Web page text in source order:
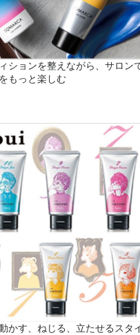
ションを整えながら、サロン
もっと楽しむ
かす、ねじる、立たせるスタ